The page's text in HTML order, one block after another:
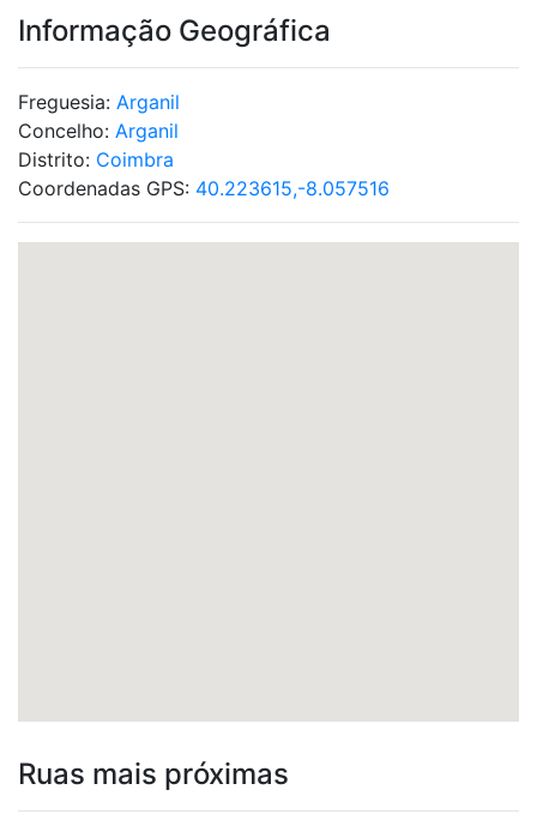
Informação Geográfica
Freguesia: Arganil
Concelho: Arganil
Distrito: Coimbra
Coordenadas GPS: 40.223615,-8.057516
Ruas mais próximas